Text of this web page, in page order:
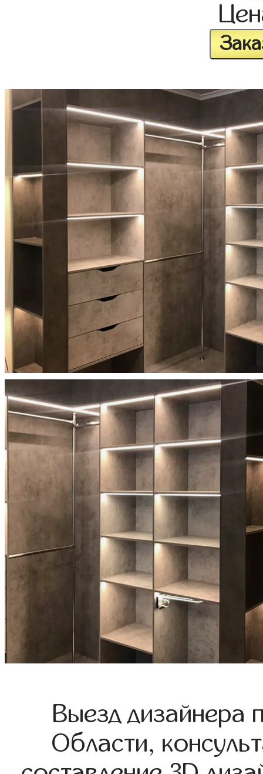
Выезд дизайнера
Области,